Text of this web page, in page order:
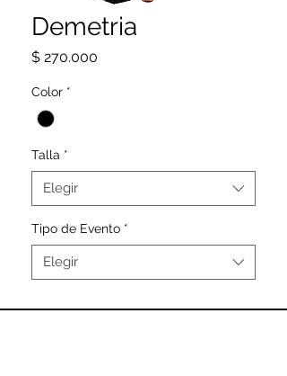
Demetria
$ 270.000
Color *
Talla *
Elegir
Tipo de Evento *
Elegir